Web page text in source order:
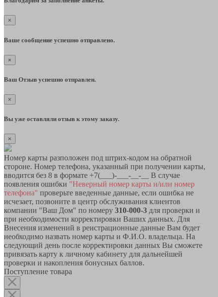
×
Ваше сообщение успешно отправлено.
×
Ваш Отзыв успешно отправлен.
×
Вы уже оставляли отзыв к этому заказу.
×
Номер карты разположен под штрих-кодом на обратной
стороне. Номер телефона, указанный при получении карты,
вводится без 8 в формате +7(___)-___-__-__ В случае
появления ошибки "Неверный номер карты и/или номер
телефона" проверьте введенные данные, если ошибка не
исчезает, позвоните в центр обслуживания клиентов
компании "Ваш Дом" по номеру 310-000-3 для проверки и
при необходимости корректировки Ваших данных. Для
Внесения изменений в реистрационные данные Вам будет
необходимо назвать номер карты и Ф.И.О. владельца. На
следующий день после корректировки данных Вы сможете
привязать карту к личному кабинету для дальнейшей
проверки и накопления бонусных баллов.
Поступление товара